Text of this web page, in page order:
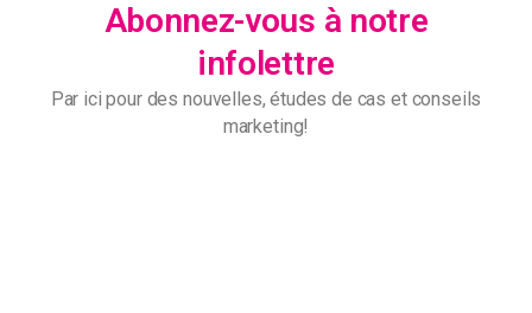
Abonnez-vous à notre
infolettre
Par ici pour des nouvelles, études de cas et conseils
marketing!